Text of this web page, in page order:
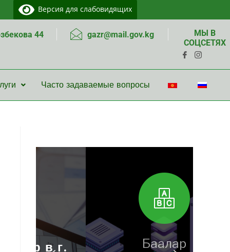
Версия для слабовидящих
44 gazr@mail.gov.kg
МЫ В
СОЦСЕТЯХ
Часто задаваемые вопросы
Баалар